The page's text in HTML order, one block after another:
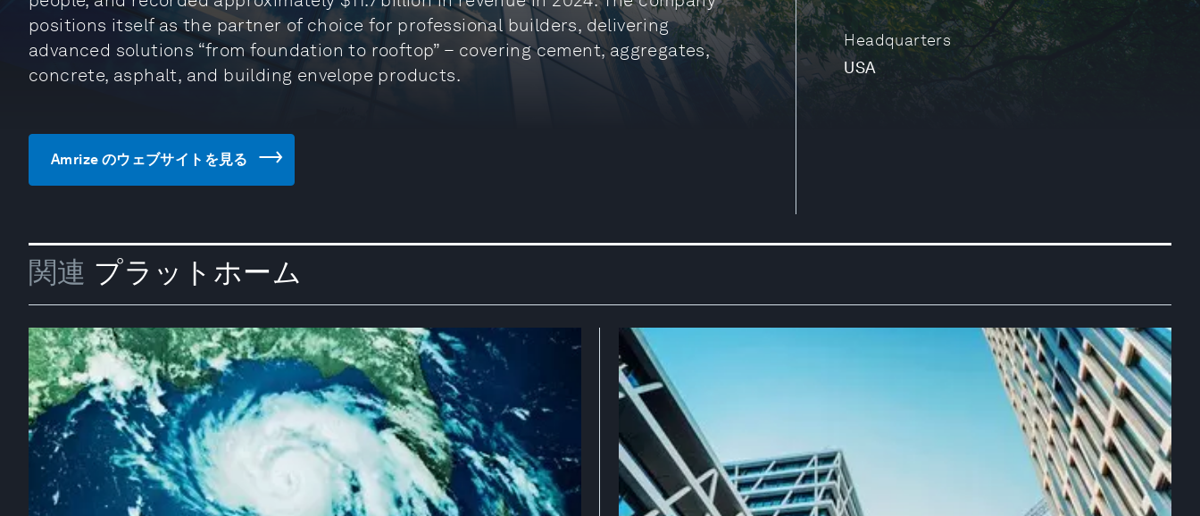
Headquarters
USA
positions itself as the partner of choice for professional builders, delivering
advanced solutions “from foundation to rooftop” – covering cement, aggregates,
concrete, asphalt, and building envelope products.
Amrize のウェブサイトを見る
関連 プラットホーム